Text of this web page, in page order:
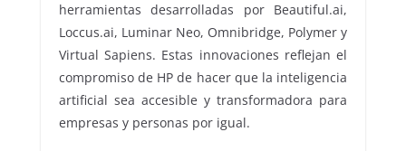
herramientas desarrolladas por Beautiful.ai,
Loccus.ai, Luminar Neo, Omnibridge, Polymer y
Virtual Sapiens. Estas innovaciones reflejan el
compromiso de HP de hacer que la inteligencia
artificial sea accesible y transformadora para
empresas y personas por igual.